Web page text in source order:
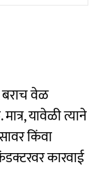
बराच वेळ
यावेळी त्याने
किंवा
कारवाई